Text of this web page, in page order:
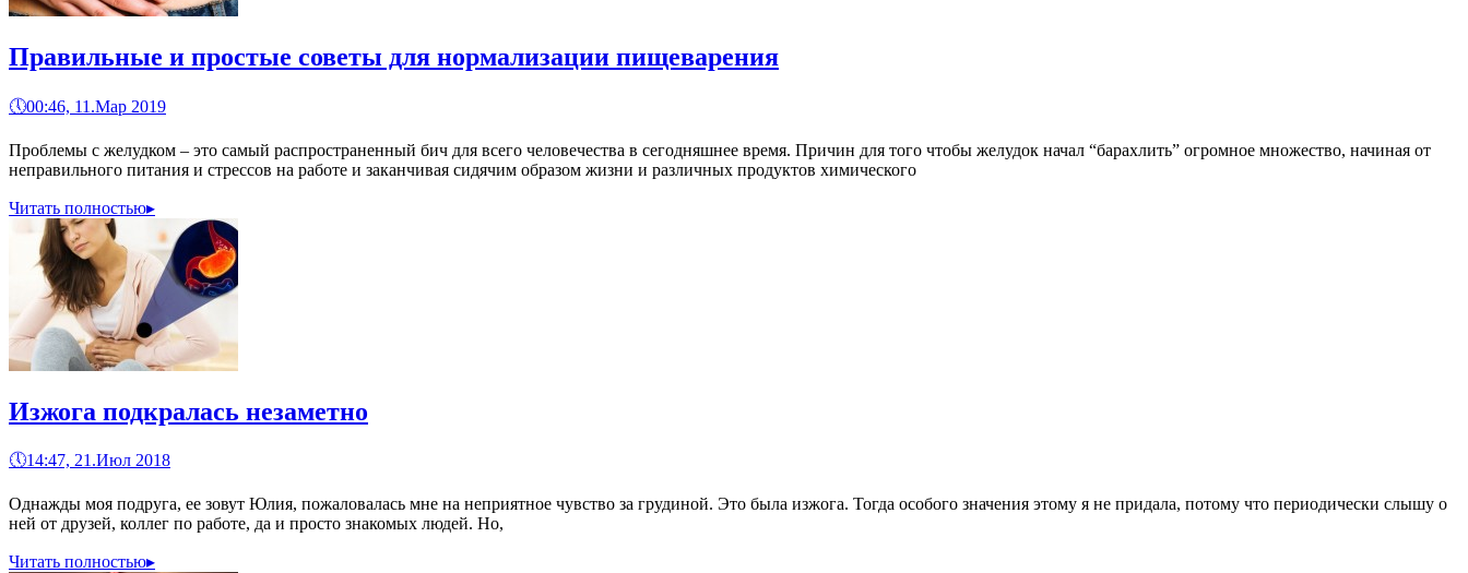
Правильные и простые советы для нормализации пищеварения
🕔00:46, 11.Мар 2019
Проблемы с желудком – это самый распространенный бич для всего человечества в сегодняшнее время. Причин для того чтобы желудок начал “барахлить” огромное множество, начиная от
неправильного питания и стрессов на работе и заканчивая сидячим образом жизни и различных продуктов химического
Читать полностью▸
Изжога подкралась незаметно
🕔14:47, 21.Июл 2018
Однажды моя подруга, ее зовут Юлия, пожаловалась мне на неприятное чувство за грудиной. Это была изжога. Тогда особого значения этому я не придала, потому что периодически слышу о
ней от друзей, коллег по работе, да и просто знакомых людей. Но,
Читать полностью▸